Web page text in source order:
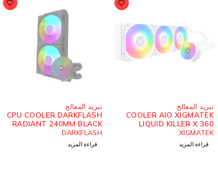
تبريد المعالج
COOLER AIO XIGMATEK
LIQUID KILLER X 360
ARCTIC ARGB
XIGMATEK
قراءة المزيد
تبريد المعالج
CPU COOLER DARKFLASH
RADIANT 240MM BLACK
ARGB
DARKFLASH
قراءة المزيد